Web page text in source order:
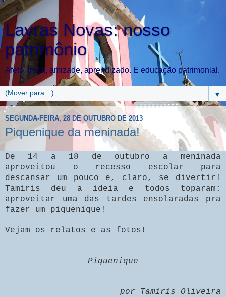
Lavras Novas: nosso
patrimônio
Afeto, troca, amizade, aprendizado. E educação patrimonial.
▼
SEGUNDA-FEIRA, 28 DE OUTUBRO DE 2013
Piquenique da meninada!
De 14 a 18 de outubro a meninada
aproveitou o recesso escolar para
descansar um pouco e, claro, se divertir!
Tamiris deu a ideia e todos toparam:
aproveitar uma das tardes ensolaradas pra
fazer um piquenique!
Vejam os relatos e as fotos!
Piquenique
por Tamiris Oliveira